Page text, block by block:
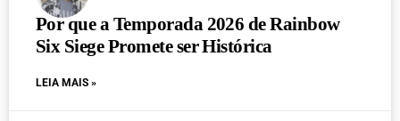
Por que a Temporada 2026 de Rainbow
Six Siege Promete ser Histórica
LEIA MAIS »